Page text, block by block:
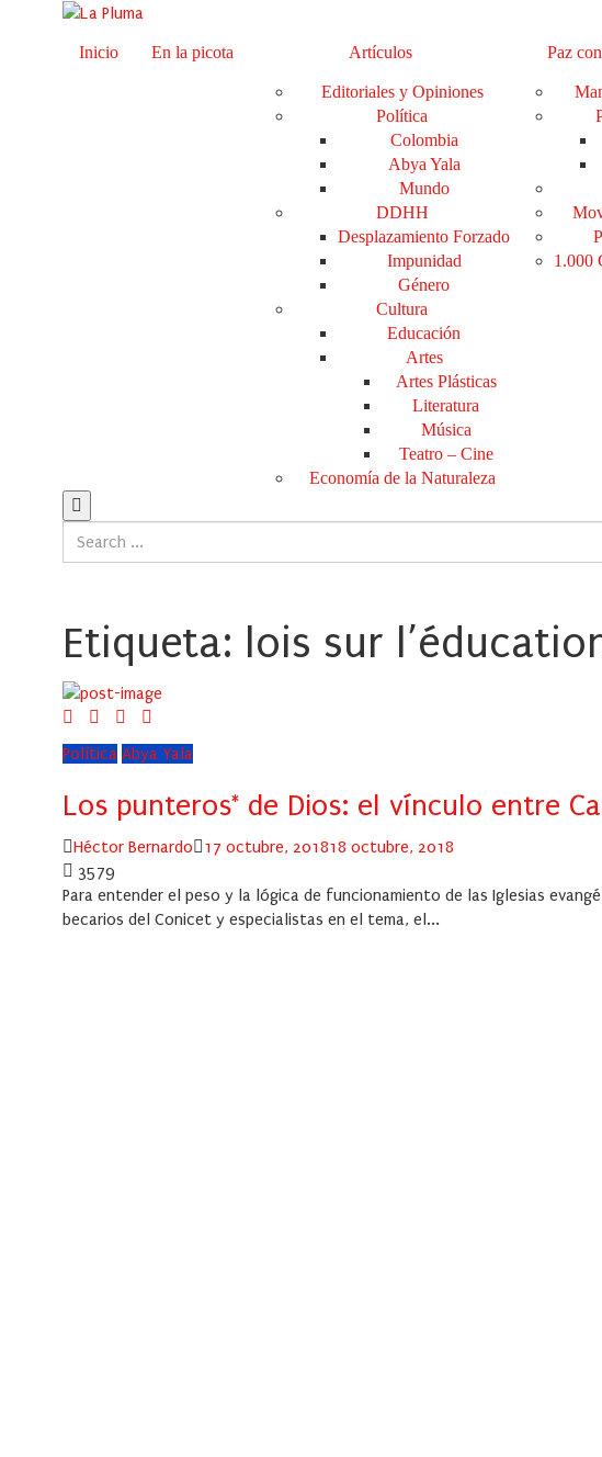
Inicio En la picota Artículos
Editoriales y Opiniones
Política
Colombia
Abya Yala
Mundo
DDHH
Desplazamiento Forzado
Impunidad
Género
Cultura
Educación
Artes
Artes Plásticas
Literatura
Música
Teatro – Cine
Economía de la Naturaleza
Paz
1.000
Etiqueta: lois sur
Política Abya Yala
Los punteros* de Dios: el vínculo entre
Author
Héctor Bernardo
Posted
17 octubre, 201818 octubre, 2018
3579
Para entender el peso y la lógica de funcionamiento de las Iglesias
becarios del Conicet y especialistas en el tema, el...